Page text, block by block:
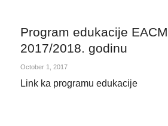
Program edukacije
2017/2018. godinu
October 1, 2017
Link ka programu edukacije